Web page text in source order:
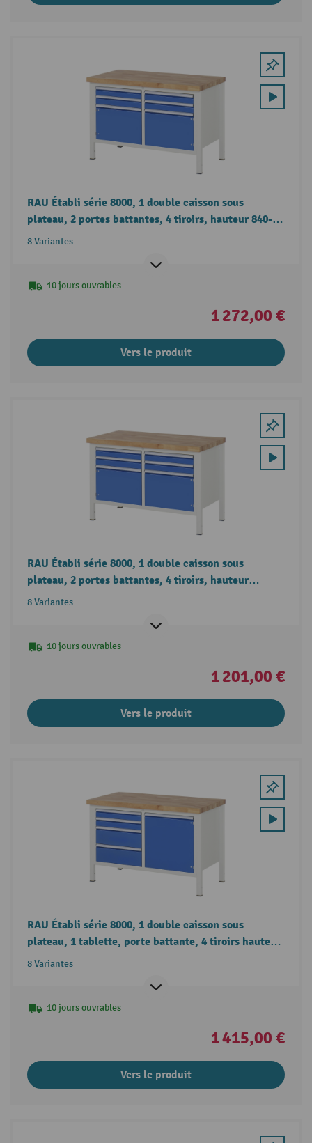
RAU Établi série 8000, 1 double caisson sous
plateau, 2 portes battantes, 4 tiroirs, hauteur 840-
1 040 mm
8 Variantes
10 jours ouvrables
1 272,00 €
Vers le produit
RAU Établi série 8000, 1 double caisson sous
plateau, 2 portes battantes, 4 tiroirs, hauteur
840 mm
8 Variantes
10 jours ouvrables
1 201,00 €
Vers le produit
RAU Établi série 8000, 1 double caisson sous
plateau, 1 tablette, porte battante, 4 tiroirs hauteur
840-1 040 mm
8 Variantes
10 jours ouvrables
1 415,00 €
Vers le produit